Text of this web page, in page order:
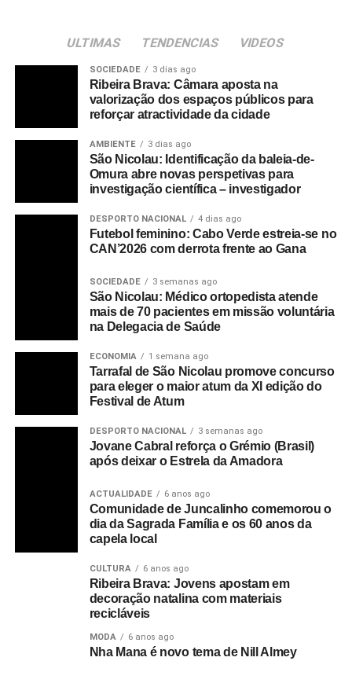
ULTIMAS TENDENCIAS VIDEOS
SOCIEDADE 3 dias ago
Ribeira Brava: Câmara aposta na
valorização dos espaços públicos para
reforçar atractividade da cidade
AMBIENTE 3 dias ago
São Nicolau: Identificação da baleia-de-
Omura abre novas perspetivas para
investigação científica – investigador
DESPORTO NACIONAL 4 dias ago
Futebol feminino: Cabo Verde estreia-se no
CAN’2026 com derrota frente ao Gana
SOCIEDADE 3 semanas ago
São Nicolau: Médico ortopedista atende
mais de 70 pacientes em missão voluntária
na Delegacia de Saúde
ECONOMIA 1 semana ago
Tarrafal de São Nicolau promove concurso
para eleger o maior atum da XI edição do
Festival de Atum
DESPORTO NACIONAL 3 semanas ago
Jovane Cabral reforça o Grémio (Brasil)
após deixar o Estrela da Amadora
ACTUALIDADE 6 anos ago
Comunidade de Juncalinho comemorou o
dia da Sagrada Família e os 60 anos da
capela local
CULTURA 6 anos ago
Ribeira Brava: Jovens apostam em
decoração natalina com materiais
recicláveis
MODA 6 anos ago
Nha Mana é novo tema de Nill Almey